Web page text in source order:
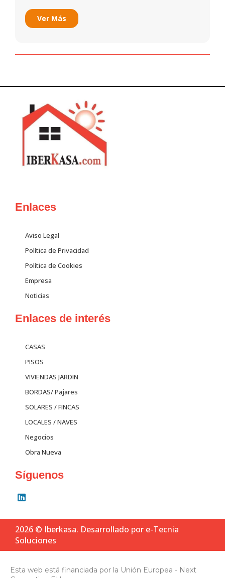
Ver Más
Enlaces
Aviso Legal
Política de Privacidad
Política de Cookies
Empresa
Noticias
Enlaces de interés
CASAS
PISOS
VIVIENDAS JARDIN
BORDAS/ Pajares
SOLARES / FINCAS
LOCALES / NAVES
Negocios
Obra Nueva
Síguenos
L
i
k
e
d
i
2026 © Iberkasa. Desarrollado por e-Tecnia
Soluciones
Esta web está financiada por la Unión Europea - Next